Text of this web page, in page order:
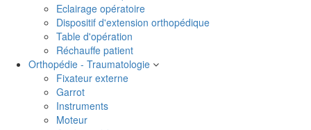
Eclairage opératoire
Dispositif d'extension orthopédique
Table d'opération
Réchauffe patient
Orthopédie - Traumatologie
Fixateur externe
Garrot
Instruments
Moteur